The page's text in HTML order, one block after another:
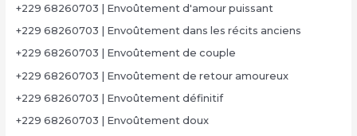
+229 68260703 | Envoûtement d'amour puissant
+229 68260703 | Envoûtement dans les récits anciens
+229 68260703 | Envoûtement de couple
+229 68260703 | Envoûtement de retour amoureux
+229 68260703 | Envoûtement définitif
+229 68260703 | Envoûtement doux